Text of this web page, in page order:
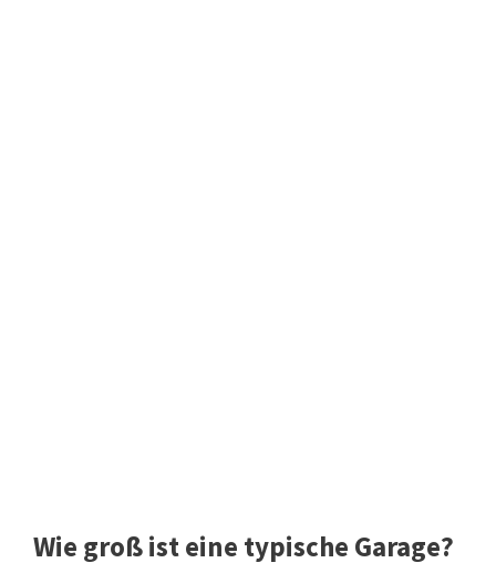
Wie groß ist eine typische Garage?